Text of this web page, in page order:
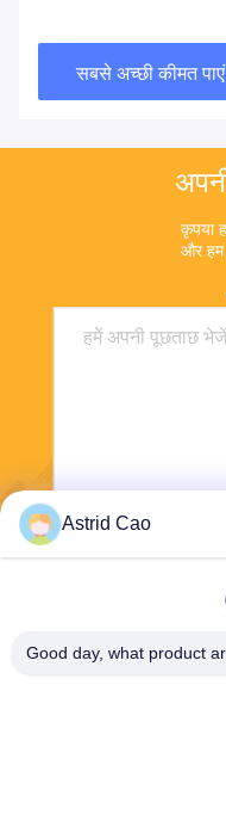
सबसे अच्छी कीमत पाएं
कृपया
और
Astrid Cao
Good day, what product